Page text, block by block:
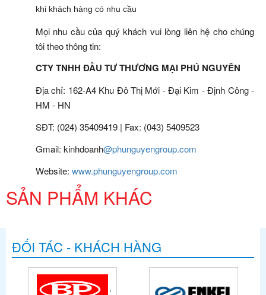
khi khách hàng có nhu cầu
Mọi nhu cầu của quý khách vui lòng liên hệ cho chúng
tôi theo thông tin:
CTY TNHH ĐẦU TƯ THƯƠNG MẠI PHÚ NGUYÊN
Địa chỉ: 162-A4 Khu Đô Thị Mới - Đại Kim - Định Công -
HM - HN
SĐT: (024) 35409419 | Fax: (043) 5409523
Gmail: kinhdoanh@phunguyengroup.com
Website: www.phunguyengroup.com
SẢN PHẨM KHÁC
ĐỐI TÁC - KHÁCH HÀNG